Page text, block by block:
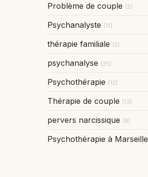
Problème de couple (2)
Psychanalyste (11)
thérapie familiale (2)
psychanalyse (25)
Psychothérapie (12)
Thérapie de couple (13)
pervers narcissique (8)
Psychothérapie à Marseille